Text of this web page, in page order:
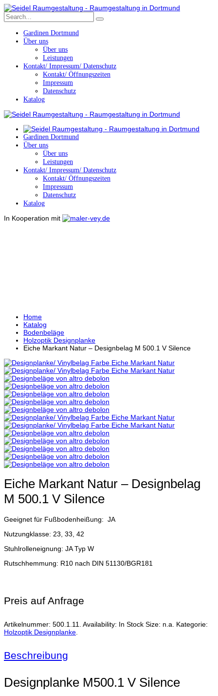
Gardinen Dortmund
Über uns
Über uns
Leistungen
Kontakt/ Impressum/ Datenschutz
Kontakt/ Öffnungszeiten
Impressum
Datenschutz
Katalog
Gardinen Dortmund
Über uns
Über uns
Leistungen
Kontakt/ Impressum/ Datenschutz
Kontakt/ Öffnungszeiten
Impressum
Datenschutz
Katalog
In Kooperation mit
Home
Katalog
Bodenbeläge
Holzoptik Designplanke
Eiche Markant Natur – Designbelag M 500.1 V Silence
Eiche Markant Natur – Designbelag
M 500.1 V Silence
Geeignet für Fußbodenheißung: JA
Nutzungklasse: 23, 33, 42
Stuhlrolleneignung: JA Typ W
Rutschhemmung: R10 nach DIN 51130/BGR181
Preis auf Anfrage
Artikelnummer: 500.1.11. Availability: In Stock Size: n.a. Kategorie:
Holzoptik Designplanke.
Beschreibung
Designplanke M500.1 V Silence